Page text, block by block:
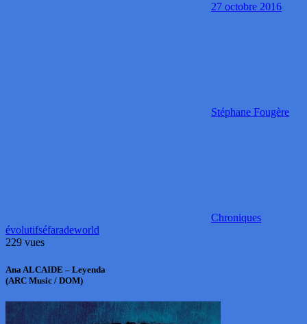
27 octobre 2016
Stéphane Fougère
Chroniques
évolutifséfaradeworld
229 vues
Ana ALCAIDE – Leyenda
(ARC Music / DOM)